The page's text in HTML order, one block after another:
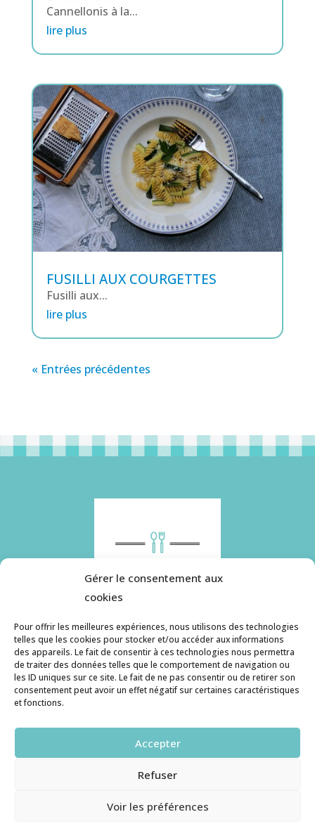
Gérer le consentement aux
cookies
Pour offrir les meilleures expériences, nous utilisons des technologies
telles que les cookies pour stocker et/ou accéder aux informations
des appareils. Le fait de consentir à ces technologies nous permettra
de traiter des données telles que le comportement de navigation ou
les ID uniques sur ce site. Le fait de ne pas consentir ou de retirer son
consentement peut avoir un effet négatif sur certaines caractéristiques
et fonctions.
Accepter
Refuser
Voir les préférences
Cannellonis à la...
lire plus
FUSILLI AUX COURGETTES
Fusilli aux...
lire plus
« Entrées précédentes
Histoire de pâtes utilise des cookies. Pour en
savoir plus, ainsi que sur la politique de
confidentialité, cliquez ici.
Contact
histoiredepates@gmail.com